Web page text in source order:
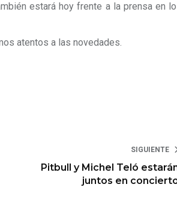
estará hoy frente a la prensa en
atentos a las novedades.
SIGUIENTE
Pitbull y Michel Teló
juntos en